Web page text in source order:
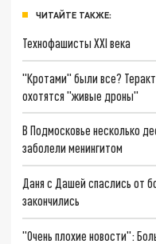
ЧИТАЙТЕ ТАКЖЕ:
Технофашисты XXI века
"Кротами" были все?
охотятся "живые дроны"
В Подмосковье несколько
заболели менингитом
Даня с Дашей спаслись от
закончились
"Очень плохие новости":